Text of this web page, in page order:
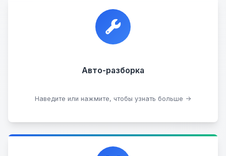
Авто-разборка
Наведите или нажмите, чтобы узнать больше →
Прием автомобилей для разборки на запчасти в
любом состоянии.
Сдать на разборку
Сотрудничаем с лучшими организациями. Если у